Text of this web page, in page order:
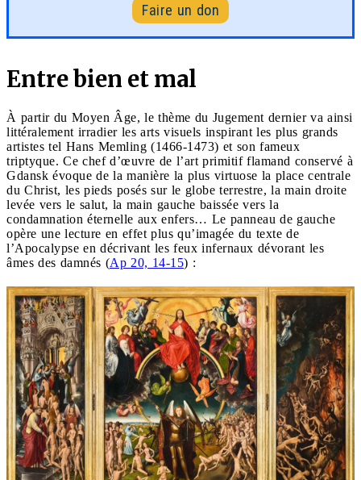
Faire un don
Entre bien et mal
À partir du Moyen Âge, le thème du Jugement dernier va ainsi
littéralement irradier les arts visuels inspirant les plus grands
artistes tel Hans Memling (1466-1473) et son fameux
triptyque. Ce chef d’œuvre de l’art primitif flamand conservé à
Gdansk évoque de la manière la plus virtuose la place centrale
du Christ, les pieds posés sur le globe terrestre, la main droite
levée vers le salut, la main gauche baissée vers la
condamnation éternelle aux enfers… Le panneau de gauche
opère une lecture en effet plus qu’imagée du texte de
l’Apocalypse en décrivant les feux infernaux dévorant les
âmes des damnés (Ap 20, 14-15) :